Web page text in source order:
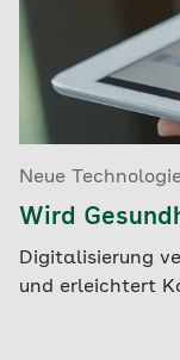
Neue
Wird
Digitalisierung
und erleichtert